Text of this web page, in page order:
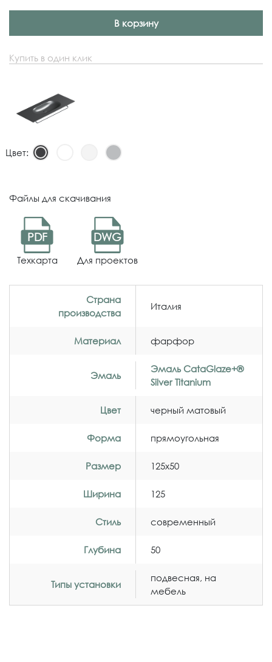
В корзину
Купить в один клик
Цвет:
Файлы для скачивания
PDF
Техкарта
DWG
Для проектов
Страна
производства
Италия
Материал фарфор
Эмаль
Эмаль CataGlaze+®
Silver Titanium
Цвет черный матовый
Форма прямоугольная
Размер 125x50
Ширина 125
Стиль современный
Глубина 50
Типы установки
подвесная, на
мебель